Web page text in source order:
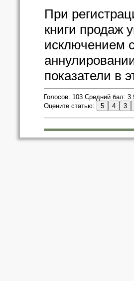
При
книги продаж
исключением
показатели в
Голосов: 103 Средний бал:
Оцените статью: